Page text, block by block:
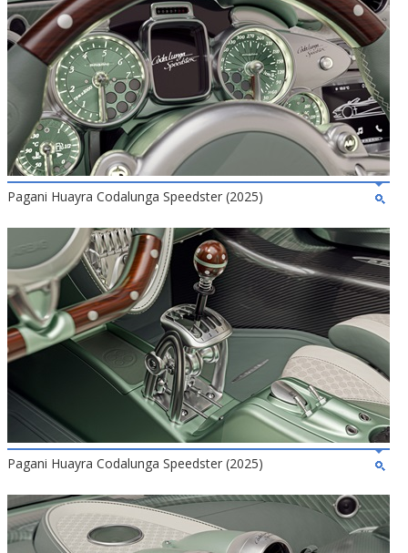
Pagani Huayra Codalunga Speedster (2025)
Pagani Huayra Codalunga Speedster (2025)